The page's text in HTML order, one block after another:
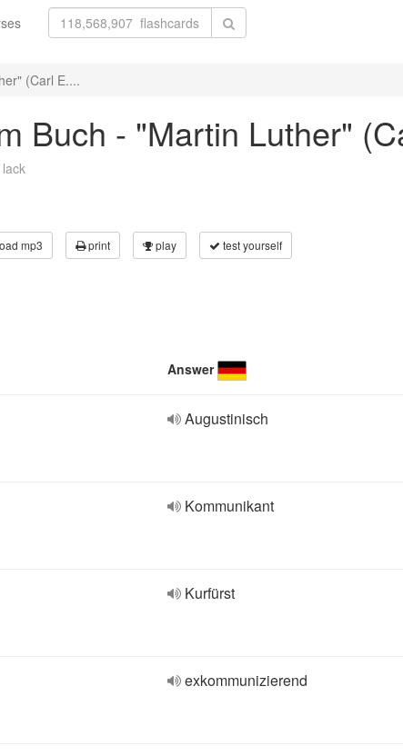
(Carl E....
Buch - "Martin Luther"
lack
mp3 print play test yourself
Answer
Augustinisch
Kommunikant
Kurfürst
exkommunizierend